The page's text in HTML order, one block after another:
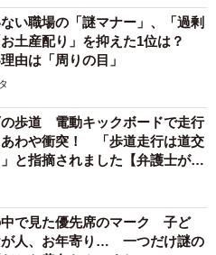
い職場の「謎マナー」、「過剰
土産配り」を抑えた1位は？
由は「周りの目」
の歩道 電動キックボードで走行
わや衝突！ 「歩道走行は道交
と指摘されました【弁護士が解
中で見た優先席のマーク 子ど
が人、お年寄り… 一つだけ謎の